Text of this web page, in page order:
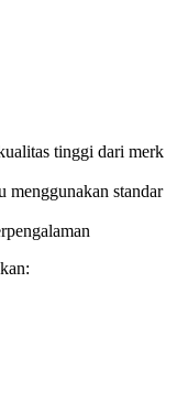
tinggi dari merk
menggunakan standar